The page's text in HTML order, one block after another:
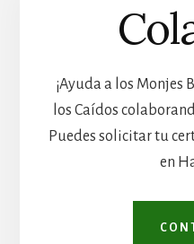
¡Ayuda a los Monjes
los Caídos
Puedes solicitar tu
en